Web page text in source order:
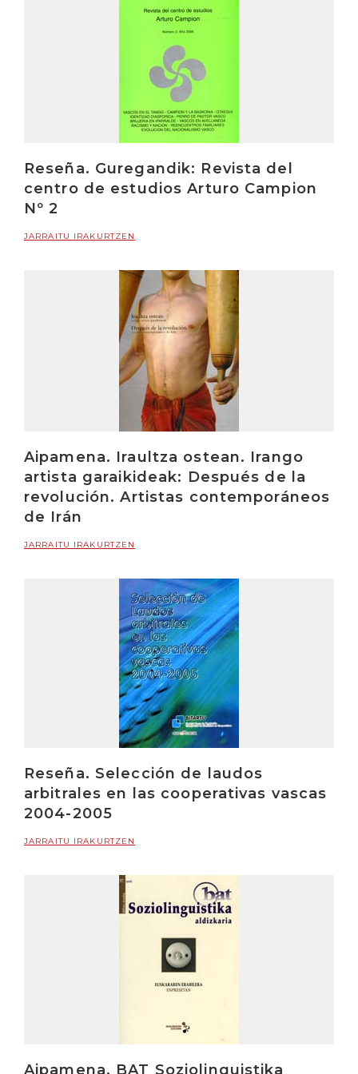
Reseña. Guregandik: Revista del
centro de estudios Arturo Campion
Nº 2
JARRAITU IRAKURTZEN
Aipamena. Iraultza ostean. Irango
artista garaikideak: Después de la
revolución. Artistas contemporáneos
de Irán
JARRAITU IRAKURTZEN
Reseña. Selección de laudos
arbitrales en las cooperativas vascas
2004-2005
JARRAITU IRAKURTZEN
Aipamena. BAT Soziolinguistika